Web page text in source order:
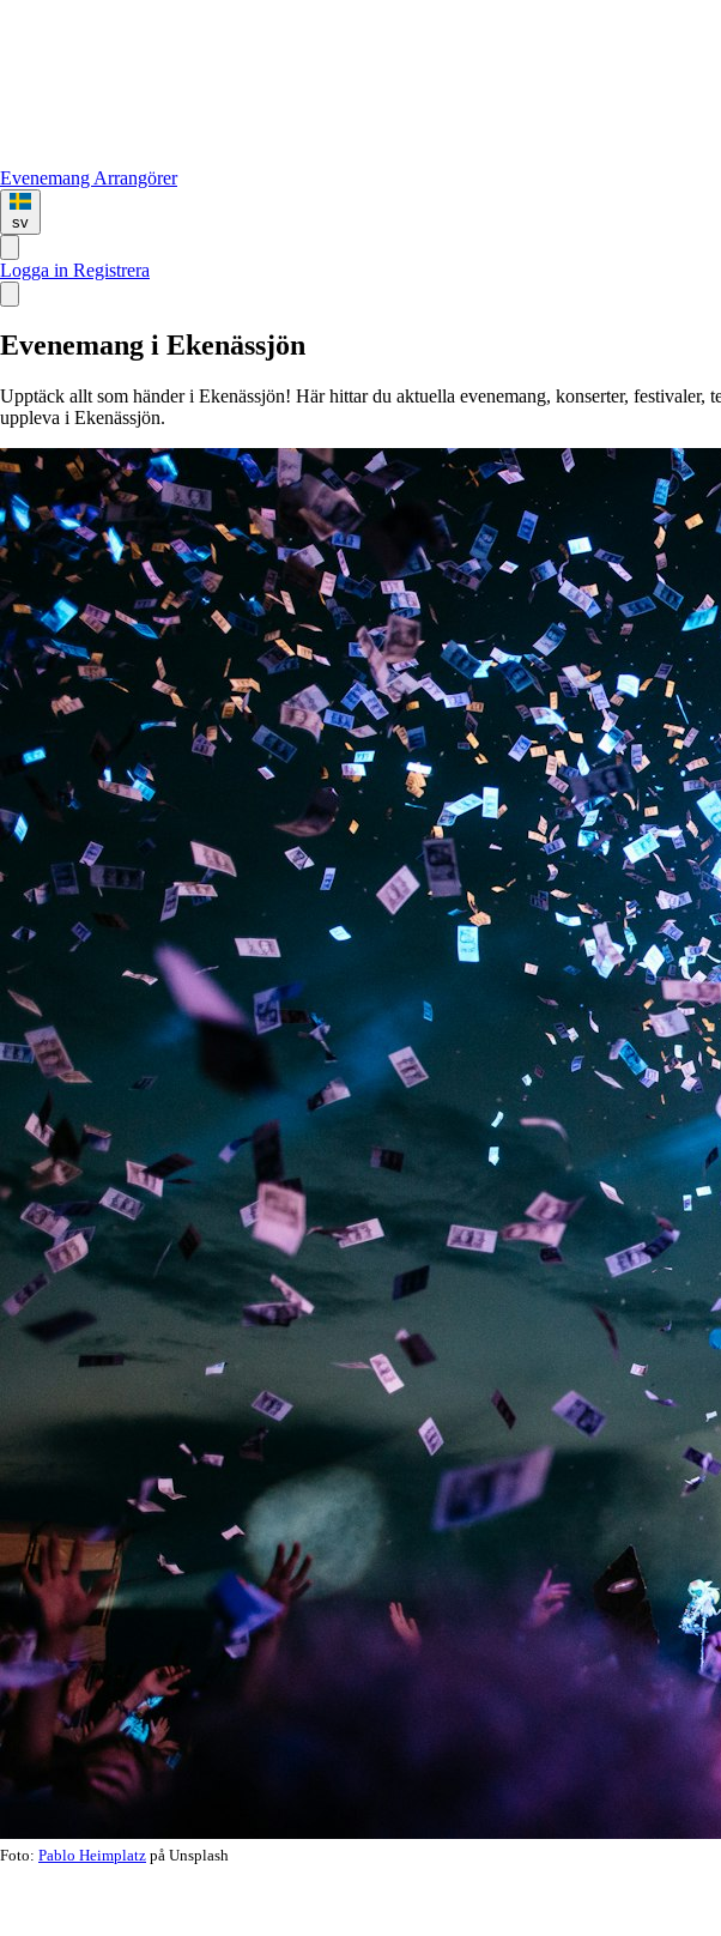
Evenemang Arrangörer
sv
Logga in Registrera
Evenemang i Ekenässjön
Upptäck allt som händer i Ekenässjön! Här hittar du aktuella evenemang, konserter,
uppleva i Ekenässjön.
Foto: Pablo Heimplatz på Unsplash